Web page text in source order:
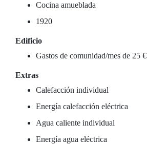
Cocina amueblada
1920
Edificio
Gastos de comunidad/mes de 25 €
Extras
Calefacción individual
Energía calefacción eléctrica
Agua caliente individual
Energía agua eléctrica